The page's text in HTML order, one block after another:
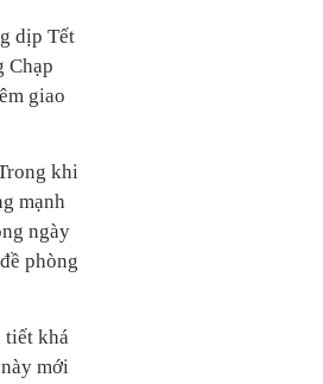
dịp Tết
Chạp
giao
khi
mạnh
ngày
phòng
tiết khá
mới